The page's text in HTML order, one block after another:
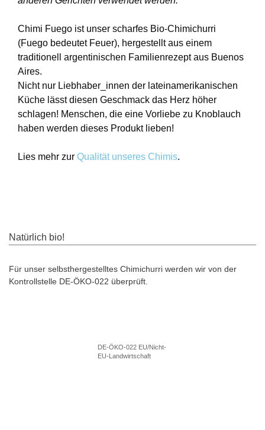
Chimi Fuego ist unser scharfes Bio-Chimichurri
(Fuego bedeutet Feuer), hergestellt aus einem
traditionell argentinischen Familienrezept aus Buenos
Aires.
Nicht nur Liebhaber_innen der lateinamerikanischen
Küche lässt diesen Geschmack das Herz höher
schlagen! Menschen, die eine Vorliebe zu Knoblauch
haben werden dieses Produkt lieben!
Lies mehr zur Qualität unseres Chimis.
Natürlich bio!
Für unser selbsthergestelltes Chimichurri werden wir von der
Kontrollstelle DE-ÖKO-022 überprüft.
DE-ÖKO-022 EU/Nicht-
EU-Landwirtschaft